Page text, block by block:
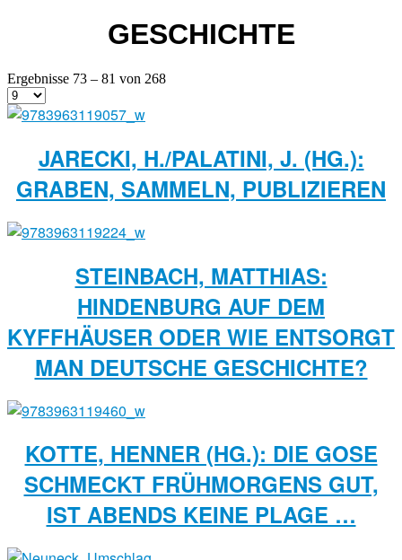
GESCHICHTE
Ergebnisse 73 – 81 von 268
JARECKI, H./PALATINI, J. (HG.):
GRABEN, SAMMELN, PUBLIZIEREN
STEINBACH, MATTHIAS:
HINDENBURG AUF DEM
KYFFHÄUSER ODER WIE ENTSORGT
MAN DEUTSCHE GESCHICHTE?
KOTTE, HENNER (HG.): DIE GOSE
SCHMECKT FRÜHMORGENS GUT,
IST ABENDS KEINE PLAGE …